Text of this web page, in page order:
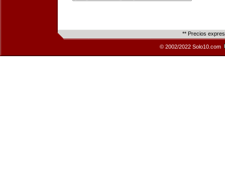
** Precios
© 2002/2022 Solo10.com